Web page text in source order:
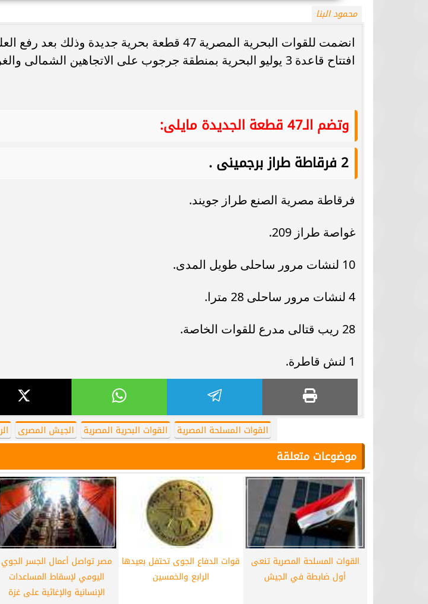
محمود البنا
انضمت للقوات البحرية المصرية 47 قطعة بحرية جديدة
افتتاح قاعدة 3 يوليو البحرية بمنطقة جرجوب على الاتجاهين الشمالى والغربى.
وتضم الـ47 قطعة الجديدة مايلى:
2 فرقاطة طراز برجمينى .
فرقاطة مصرية الصنع طراز جويند.
غواصة طراز 209.
10 لنشات مرور ساحلى طويل المدى.
4 لنشات مرور ساحلى 28 مترا.
28 ريب قتالى مدرع للقوات الخاصة.
1 لنش قاطرة.
القوات المسلحة المصرية القوات البحرية المصرية الجيش المصرى
موضوعات متعلقة
القوات المسلحة المصرية تنعى
أول ضابطة في الجيش
قوات الدفاع الجوى تحتفل بعيدها
الرابع والخمسين
مصر تواصل أعمال الجسر الجوي
اليومي لإسقاط المساعدات
الإنسانية والإغاثية على غزة
برشلونة يستعيد سلاحا مهما بعد صدمة
كأس العالم
موعد سفر بعثة الأهلي لمواجهة برشلونة
بكأس خوان جامبر
الزمالك